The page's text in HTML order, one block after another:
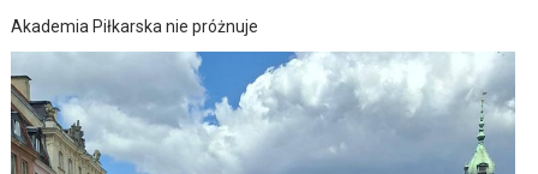
Akademia Piłkarska nie próżnuje